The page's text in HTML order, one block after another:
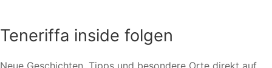
Teneriffa inside folgen
Neue Geschichten, Tipps und besondere Orte direkt auf